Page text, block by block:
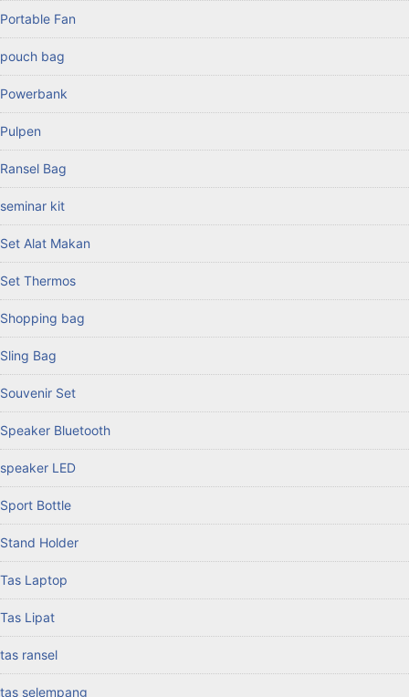
Portable Fan
pouch bag
Powerbank
Pulpen
Ransel Bag
seminar kit
Set Alat Makan
Set Thermos
Shopping bag
Sling Bag
Souvenir Set
Speaker Bluetooth
speaker LED
Sport Bottle
Stand Holder
Tas Laptop
Tas Lipat
tas ransel
tas selempang